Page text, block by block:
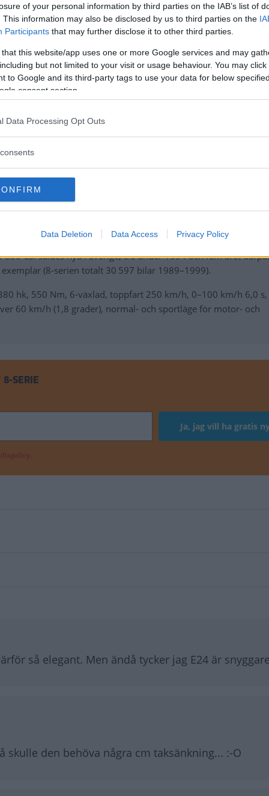
of your personal information by third parties on the IAB’s list of
This information may also be disclosed by us to third parties on the
Participants that may further disclose it to other third parties.
that this website/app uses one or more Google services and may
but not limited to your visit or usage behaviour. You may
to Google and its third-party tags to use your data for below
consent section.
Data Processing Opt Outs
Data Deletion Data Access Privacy Policy
hjulhus, inredning bland BMW:s bästa
in« i varandra som liten gimmick. Bakvagnen var
För tung, inte så kul att köra, alldeles för
ju ingen sportvagn BMW byggt utan ett
V12-motor på 5,6 liter och 380 hk, modifierat
aktiv bakvagnsstyrning. Det är inte den minst
det är den klart mest attraktiva.
CSi såldes nya i Sverige, tre under 1994 och fem året
(8-serien totalt 30 597 bilar 1989–1999).
hk, 550 Nm, 6-växlad, toppfart 250 km/h, 0–100 km/h 6,0
60 km/h (1,8 grader), normal- och sportläge för motor- och
SERIE
så elegant. Men ändå tycker jag E24 är
skulle den behöva några cm taksänkning... :-O